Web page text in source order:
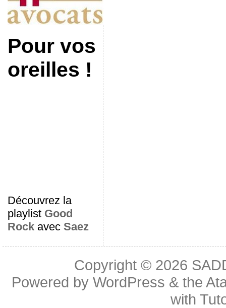
Pour vos
oreilles !
Découvrez la
playlist Good
Rockavec Saez
Copyright © 2026
Powered byWordPress & the
with